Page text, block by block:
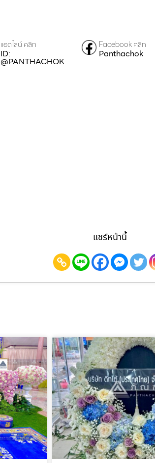
แอดไลน์ คลิก
ID:
@PANTHACHOK
Facebook คลิก
Panthachok
แชร์หน้านี้